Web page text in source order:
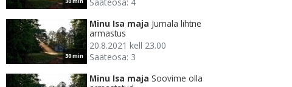
30 min
Minu Isa maja Jumala lihtne
armastus
20.8.2021 kell 23.00
Saateosa: 3
Minu Isa maja Soovime olla